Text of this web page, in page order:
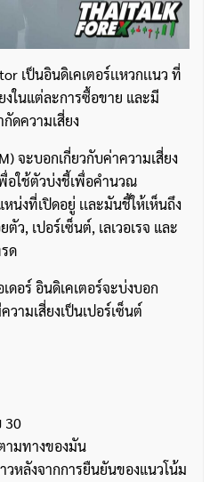
เป็นอินดิเคเตอร์เเหวกเเนว ที่
งในแต่ละการซื้อขาย และมี
ดความเสี่ยง
จะบอกเกี่ยวกับค่าความเสี่ยง
อใช้ตัวบ่งชี้เพื่อคำนวณ
น่งที่เปิดอยู่ เเละมันชี้ให้เห็นถึง
, เปอร์เซ็นต์, เลเวอเรจ และ
ด
ดอร์ อินดิเคเตอร์จะบ่งบอก
ามเสี่ยงเป็นเปอร์เซ็นต์
30
ามทางของมัน
วหลังจากการยืนยันของแนวโน้ม